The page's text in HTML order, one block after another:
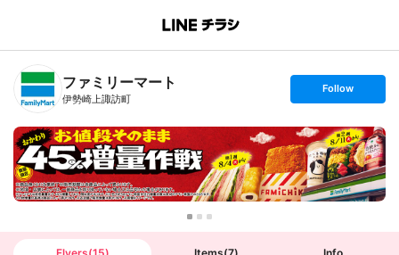
B
n
T
ファミリーマート
伊勢崎上諏訪町
s
t
o
l
l
o
w
Follow